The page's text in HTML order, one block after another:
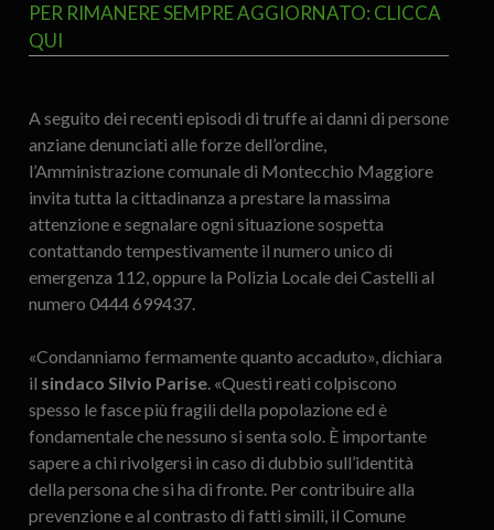
PER RIMANERE SEMPRE AGGIORNATO: CLICCA
QUI
A seguito dei recenti episodi di truffe ai danni di persone
anziane denunciati alle forze dell’ordine,
l’Amministrazione comunale di Montecchio Maggiore
invita tutta la cittadinanza a prestare la massima
attenzione e segnalare ogni situazione sospetta
contattando tempestivamente il numero unico di
emergenza 112, oppure la Polizia Locale dei Castelli al
numero 0444 699437.
«Condanniamo fermamente quanto accaduto», dichiara
il sindaco Silvio Parise. «Questi reati colpiscono
spesso le fasce più fragili della popolazione ed è
fondamentale che nessuno si senta solo. È importante
sapere a chi rivolgersi in caso di dubbio sull’identità
della persona che si ha di fronte. Per contribuire alla
prevenzione e al contrasto di fatti simili, il Comune